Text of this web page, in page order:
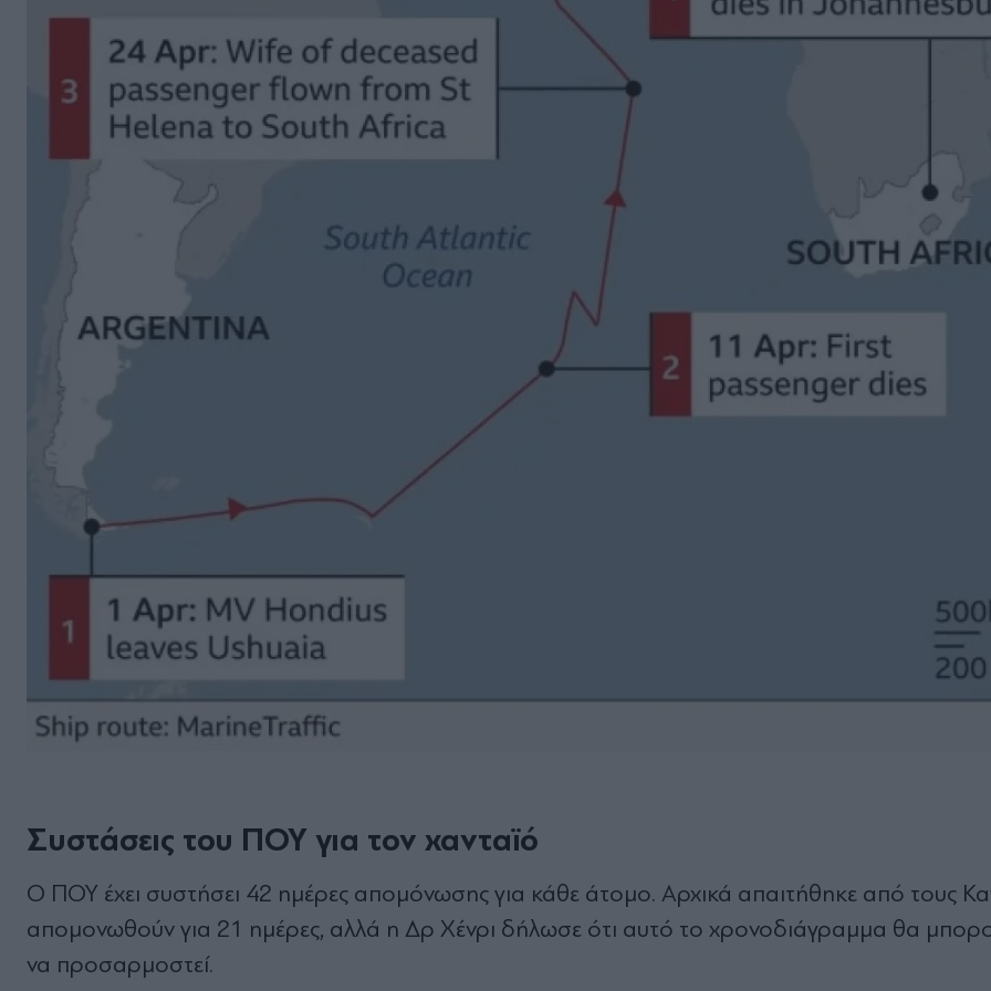
Συστάσεις του ΠΟΥ για τον χανταϊό
Ο ΠΟΥ έχει συστήσει 42 ημέρες απομόνωσης για κάθε άτομο. Αρχικά απαιτήθηκε από τους
απομονωθούν για 21 ημέρες, αλλά η Δρ Χένρι δήλωσε ότι αυτό το χρονοδιάγραμμα θα
να προσαρμοστεί.